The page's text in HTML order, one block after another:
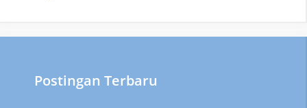
Postingan Terbaru